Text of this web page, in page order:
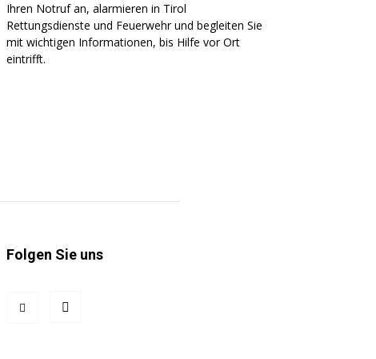
Ihren Notruf an, alarmieren in Tirol
Rettungsdienste und Feuerwehr und begleiten Sie
mit wichtigen Informationen, bis Hilfe vor Ort
eintrifft.
Folgen Sie uns